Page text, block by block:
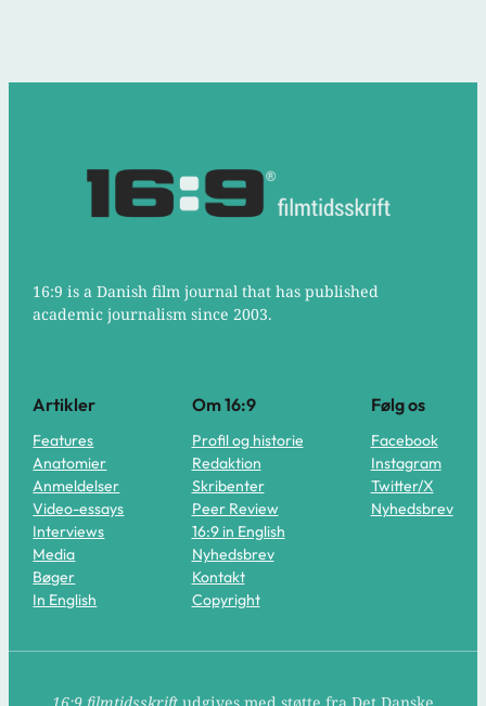
16:9 is a Danish film journal that has published
academic journalism since 2003.
Artikler
Features
Anatomier
Anmeldelser
Video-essays
Interviews
Media
Bøger
In English
Om 16:9
Profil og historie
Redaktion
Skribenter
Peer Review
16:9 in English
Nyhedsbrev
Kontakt
Copyright
Følg os
Facebook
Instagram
Twitter/X
Nyhedsbrev